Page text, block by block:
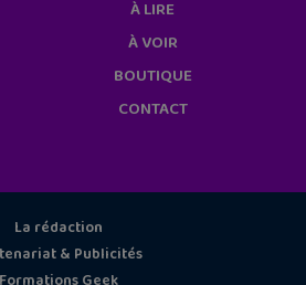
À LIRE
À VOIR
BOUTIQUE
CONTACT
La rédaction
& Publicités